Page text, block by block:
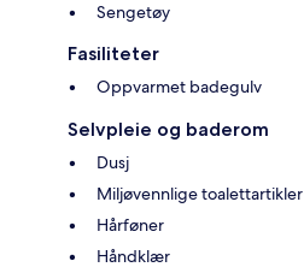
Sengetøy
Fasiliteter
Oppvarmet badegulv
Selvpleie og baderom
Dusj
Miljøvennlige toalettartikler
Hårføner
Håndklær